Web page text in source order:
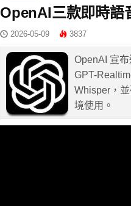
OpenAI三款即時語
2026-05-09 3837
OpenAI 宣
GPT-
Whisper，
境使用。